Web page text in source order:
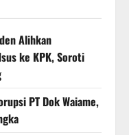
Alihkan
ke KPK, Soroti
PT Dok Waiame,